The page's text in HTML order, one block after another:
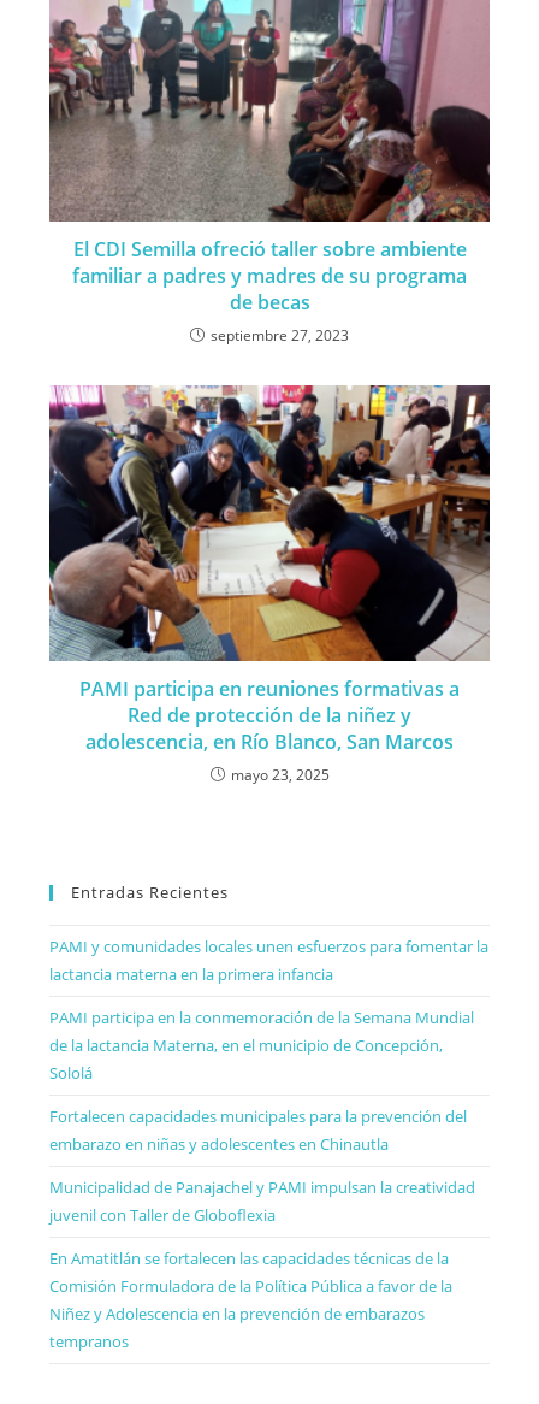
El CDI Semilla ofreció taller sobre ambiente
familiar a padres y madres de su programa
de becas
septiembre 27, 2023
PAMI participa en reuniones formativas a
Red de protección de la niñez y
adolescencia, en Río Blanco, San Marcos
mayo 23, 2025
Entradas Recientes
PAMI y comunidades locales unen esfuerzos para fomentar la
lactancia materna en la primera infancia
PAMI participa en la conmemoración de la Semana Mundial
de la lactancia Materna, en el municipio de Concepción,
Sololá
Fortalecen capacidades municipales para la prevención del
embarazo en niñas y adolescentes en Chinautla
Municipalidad de Panajachel y PAMI impulsan la creatividad
juvenil con Taller de Globoflexia
En Amatitlán se fortalecen las capacidades técnicas de la
Comisión Formuladora de la Política Pública a favor de la
Niñez y Adolescencia en la prevención de embarazos
tempranos